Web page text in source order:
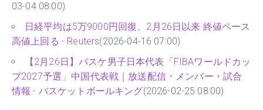
03-04 08:00)
日経平均は5万9000円回復、2月26日以来 終値ベース
高値上回る - Reuters(2026-04-16 07:00)
【2月26日】バスケ男子日本代表「FIBAワールドカッ
プ2027予選」中国代表戦｜放送配信・メンバー・試合
情報 - バスケットボールキング(2026-02-25 08:00)